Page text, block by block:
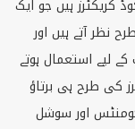
کریکٹرز ہیں جو ایک
نظر آتے ہیں اور
لیے استعمال ہوتے
کی طرح ہی برتاؤ
اور سوشل